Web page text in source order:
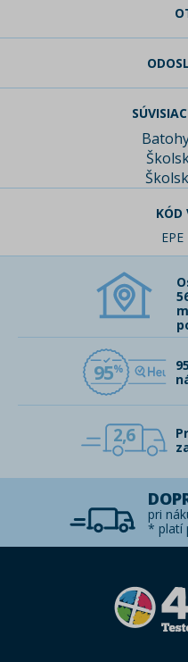
KÓD
95
2,6
pri
* platí